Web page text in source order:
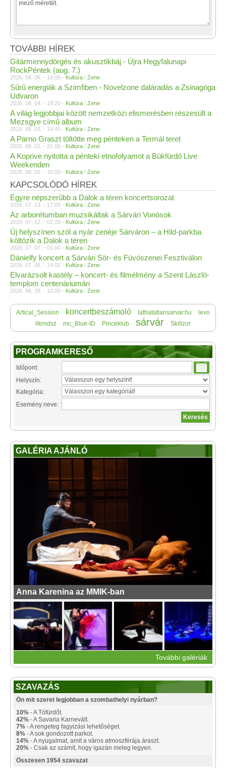
TOVÁBBI HÍREK
Gitármennydörgés és akusztikbáj - Újra Hegyfalunapi
RockPéntek (aug. 7.)
2026. 08. 06. - 18:00 - Kultúra / Zene
Sűrű energiák a Szimfiben - Novelzone daláradás a Zsinagóga
Udvaron
2026. 08. 04. - 18:20 - Kultúra / Zene
A világ legjobbjai között nemzetközi elismerésben részesült a
Mezsgye című album
2026. 08. 03. - 14:45 - Kultúra / Zene
A Parno Graszt töltötte meg pénteken a Termál teret
2026. 08. 01. - 21:00 - Kultúra / Zene
A Koprive nyitotta a pénteki etnofolyamot a Bükfürdő Live
Weekenden
2026. 08. 01. - 16:00 - Kultúra / Zene
KAPCSOLÓDÓ HÍREK
Egyre népszerűbb a Dalok a téren koncertsorozat
2026. 07. 13. - 17:00 - Kultúra / Zene
Az arborétumban muzsikáltak a Sárvári Vonósok
2026. 07. 12. - 02:20 - Kultúra / Zene
Új helyszínen szól a nyár zenéje Sárváron – a Hild-parkba
költözik a Dalok a téren
2026. 07. 07. - 01:00 - Kultúra / Zene
Dánielfy koncert a Sárvári Sör- és Fúvószenei Fesztiválon
2026. 07. 06. - 14:00 - Kultúra / Zene
Elvarázsolt kastély – koncert- és filmélmény a Szent László-
templom centenáriumán
2026. 06. 28. - 12:00 - Kultúra / Zene
Artical_Session koncertbeszámoló lathatatlansarvar.hu
levo
llkrndsz
mc_Blue-ID Pinceklub sárvár Skillzor
PROGRAMKERESŐ
Időpont:
Helyszín:
Kategória:
Esemény neve:
GALÉRIA AJÁNLÓ
Anna Karenina az MMIK-ban
További galériák
SZAVAZÁS
Ön mit szeret legjobban a szombathelyi nyárban?
10% - A Tófürdőt.
42% - A Savaria Karnevált.
7% - A rengeteg fagyizási lehetőséget.
8% - A sok gondozott parkot.
14% - A nyugalmat, amit a város atmoszférája áraszt.
20% - Csak az számít, hogy igazán meleg legyen.
Összesen 1954 szavazat